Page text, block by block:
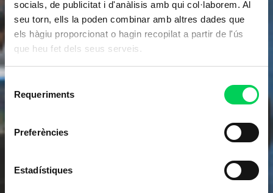
socials, de publicitat i d'anàlisis amb qui col·laborem. Al
seu torn, ells la poden combinar amb altres dades que
els hàgiu proporcionat o hagin recopilat a partir de l'ús
que heu fet dels seus serveis.
Selecció
Requeriments
Preferències
Estadístiques